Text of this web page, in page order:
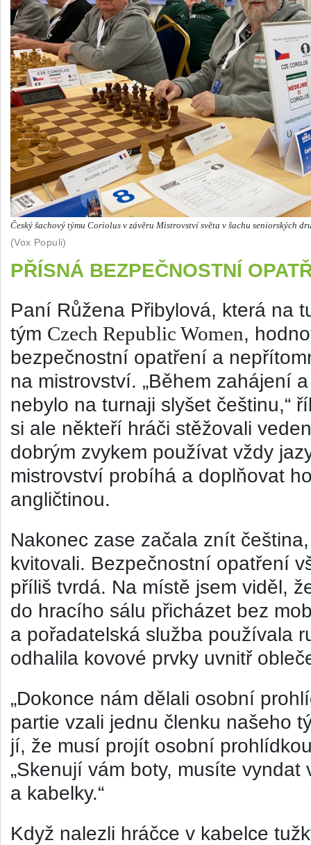
Český šachový týmu Coriolus v závěru Mistrovství světa v šachu seniorských
(Vox Populi)
PŘÍSNÁ BEZPEČNOSTNÍ
Paní Růžena Přibylová, která na
tým Czech Republic Women, h
bezpečnostní opatření a
na mistrovství. „Během zahájení
nebylo na turnaji slyšet češtinu,“
si ale někteří hráči stěžovali
dobrým zvykem používat vždy
mistrovství probíhá a doplňovat
angličtinou.
Nakonec zase začala znít
kvitovali. Bezpečnostní opatření
příliš tvrdá. Na místě jsem viděl,
do hracího sálu přicházet bez
a pořadatelská služba používala
odhalila kovové prvky uvnitř
„Dokonce nám dělali osobní
partie vzali jednu členku našeho
jí, že musí projít osobní
„Skenují vám boty, musíte vyndat
a kabelky.“
Když nalezli hráčce v kabelce